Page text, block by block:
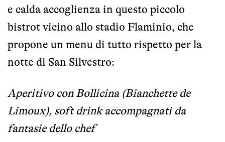
e calda accoglienza in questo piccolo
bistrot vicino allo stadio Flaminio, che
propone un menu di tutto rispetto per la
notte di San Silvestro:
Aperitivo con Bollicina (Bianchette de
Limoux), soft drink accompagnati da
fantasie dello chef